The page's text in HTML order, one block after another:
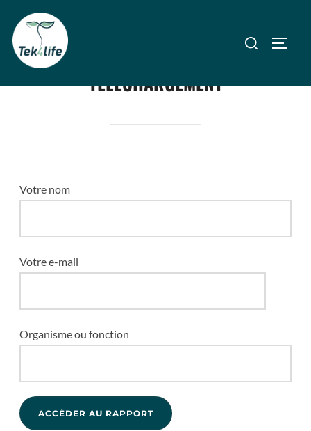
TÉLÉCHARGEMENT
Votre nom
Votre e-mail
Organisme ou fonction